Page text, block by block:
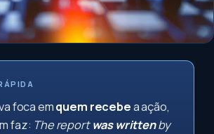
foca emquem recebea ação,
faz: The reportwas writtenby